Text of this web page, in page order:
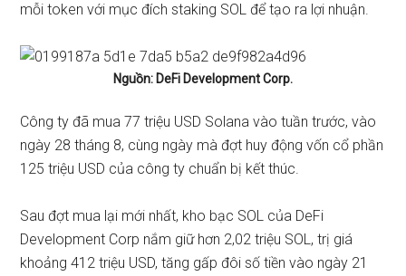
mỗi token với mục đích staking SOL để tạo ra lợi nhuận.
Nguồn: DeFi Development Corp.
Công ty đã mua 77 triệu USD Solana vào tuần trước, vào
ngày 28 tháng 8, cùng ngày mà đợt huy động vốn cổ phần
125 triệu USD của công ty chuẩn bị kết thúc.
Sau đợt mua lại mới nhất, kho bạc SOL của DeFi
Development Corp nắm giữ hơn 2,02 triệu SOL, trị giá
khoảng 412 triệu USD, tăng gấp đôi số tiền vào ngày 21